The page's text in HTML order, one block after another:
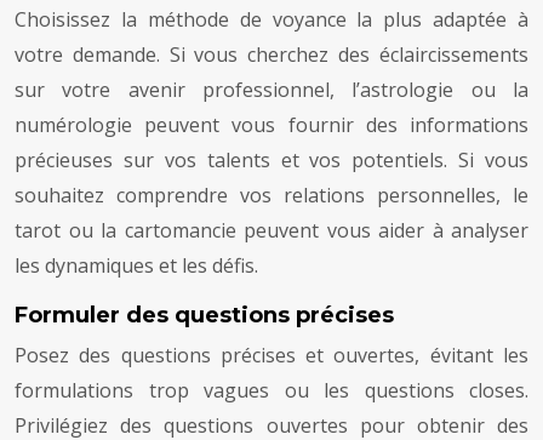
Choisissez la méthode de voyance la plus adaptée à
votre demande. Si vous cherchez des éclaircissements
sur votre avenir professionnel, l’astrologie ou la
numérologie peuvent vous fournir des informations
précieuses sur vos talents et vos potentiels. Si vous
souhaitez comprendre vos relations personnelles, le
tarot ou la cartomancie peuvent vous aider à analyser
les dynamiques et les défis.
Formuler des questions précises
Posez des questions précises et ouvertes, évitant les
formulations trop vagues ou les questions closes.
Privilégiez des questions ouvertes pour obtenir des